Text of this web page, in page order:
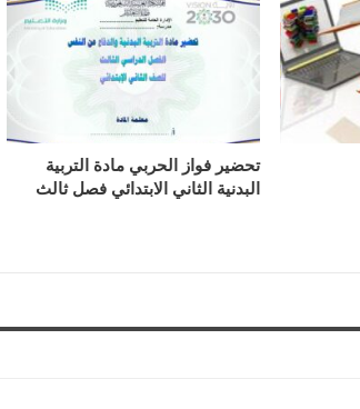
تحضير فواز الحربي مادة التربية
البدنية الثاني الابتدائي فصل ثالث